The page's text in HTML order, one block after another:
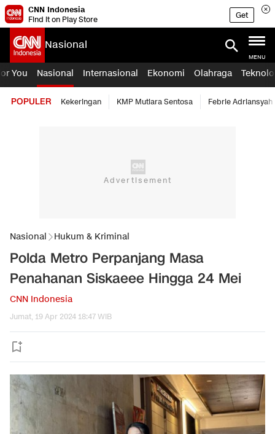
CNN Indonesia
Find it on Play Store
Get
Nasional
MENU
You Nasional Internasional Ekonomi Olahraga
POPULER Kekeringan KMP Mutiara Sentosa Febrie Adriansyah
Nasional Hukum & Kriminal
Polda Metro Perpanjang Masa
Penahanan Siskaeee Hingga 24 Mei
CNN Indonesia
Jumat, 19 Apr 2024 18:47 WIB